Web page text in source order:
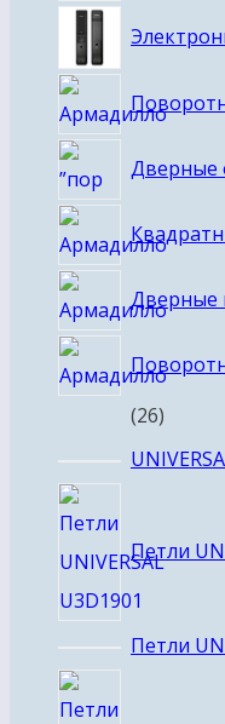
Дверные
Дверные
2626
Петли
Петли